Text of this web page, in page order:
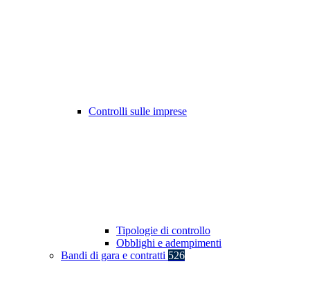
Controlli sulle imprese
Tipologie di controllo
Obblighi e adempimenti
Bandi di gara e contratti 526